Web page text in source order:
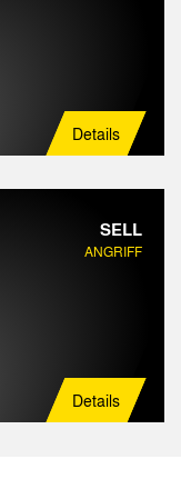
Details
SELL
ANGRIFF
Details